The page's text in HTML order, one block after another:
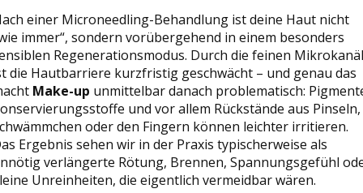
einer Microneedling-Behandlung ist deine Haut nicht
immer“, sondern vorübergehend in einem besonders
Regenerationsmodus. Durch die feinen
die Hautbarriere kurzfristig geschwächt – und genau das
Make-up unmittelbar danach problematisch:
und vor allem Rückstände aus Pinseln,
oder den Fingern können leichter irritieren.
Ergebnis sehen wir in der Praxis typischerweise als
verlängerte Rötung, Brennen, Spannungsgefühl
Unreinheiten, die eigentlich vermeidbar wären.